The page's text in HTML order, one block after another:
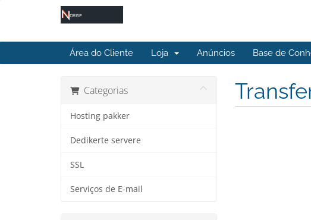
Área do Cliente Loja Anúncios Base de
Categorias
Hosting pakker
Dedikerte servere
SSL
Serviços de E-mail